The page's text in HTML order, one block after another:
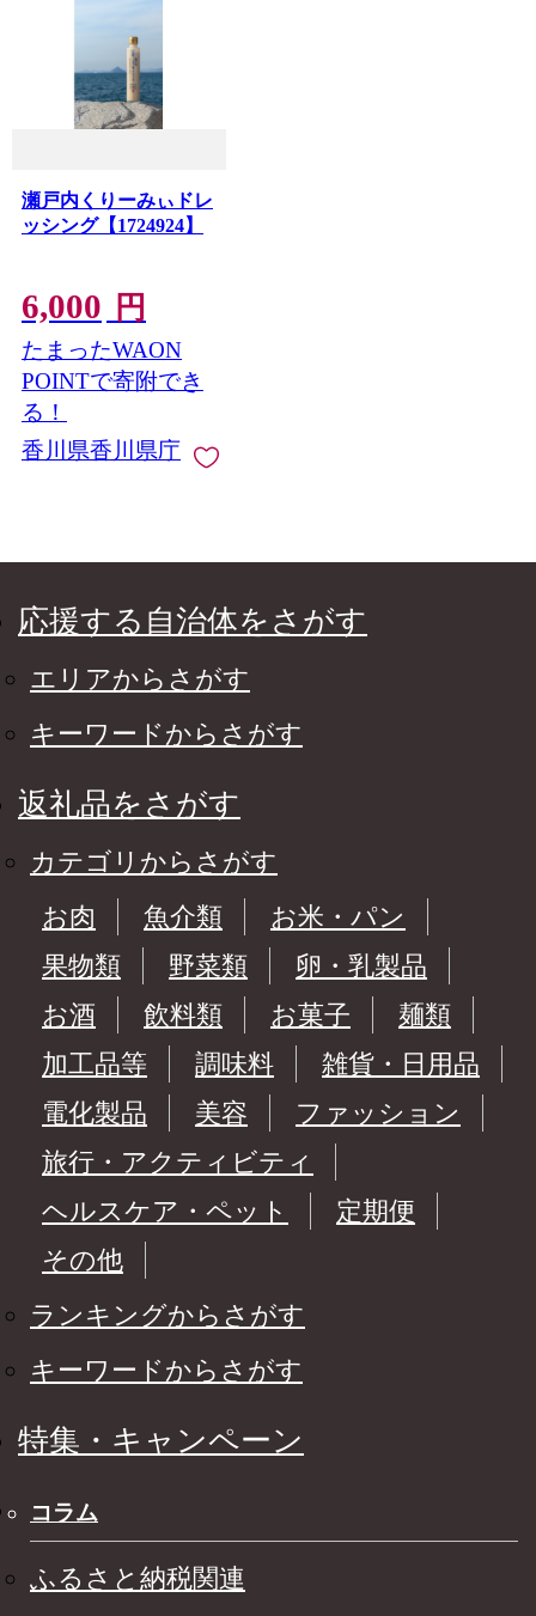
瀬戸内くりーみぃドレ
ッシング【1724924】
6,000 円
たまったWAON
POINTで寄附でき
る！
香川県香川県庁
応援する自治体をさがす
エリアからさがす
キーワードからさがす
返礼品をさがす
カテゴリからさがす
お肉
魚介類
お米・パン
果物類
野菜類
卵・乳製品
お酒
飲料類 お菓子
麺類
加工品等
調味料
雑貨・日用品
電化製品
美容
ファッション
旅行・アクティビティ
ヘルスケア・ペット
定期便
その他
ランキングからさがす
キーワードからさがす
特集・キャンペーン
コラム
ふるさと納税関連